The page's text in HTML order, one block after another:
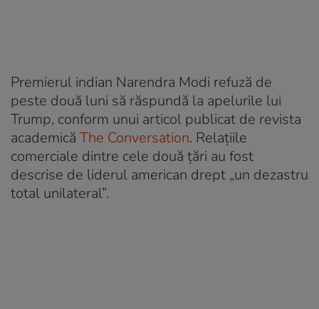
Premierul indian Narendra Modi refuză de
peste două luni să răspundă la apelurile lui
Trump, conform unui articol publicat de revista
academică The Conversation. Relațiile
comerciale dintre cele două țări au fost
descrise de liderul american drept „un dezastru
total unilateral”.